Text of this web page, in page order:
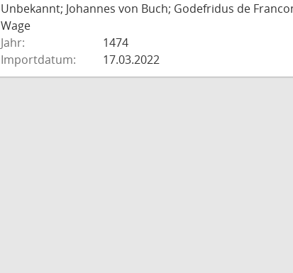
Unbekannt; Johannes von Buch; Godefridus de
Wage
Jahr:
1474
Importdatum:
17.03.2022